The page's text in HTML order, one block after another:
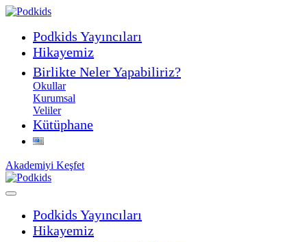
Podkids Yayıncıları
Hikayemiz
Birlikte Neler Yapabiliriz?
Okullar
Kurumsal
Veliler
Kütüphane
Akademiyi Keşfet
Podkids Yayıncıları
Hikayemiz